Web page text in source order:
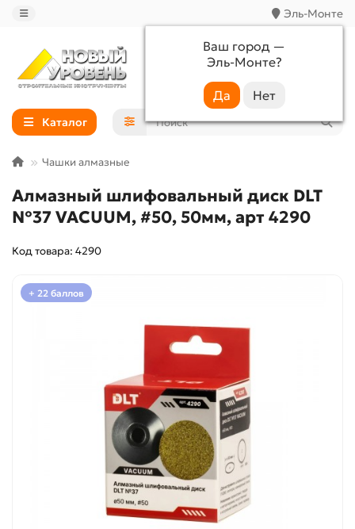
Эль-Монте
Ваш город —
Эль-Монте?
+7 (988) 233-44-52
Каталог
Чашки алмазные
Алмазный шлифовальный диск DLT
№37 VACUUM, #50, 50мм, арт 4290
Код товара: 4290
+ 22 баллов